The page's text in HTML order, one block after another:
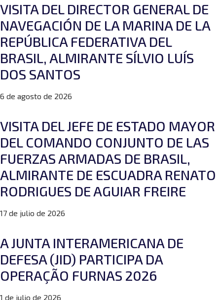
VISITA DEL DIRECTOR GENERAL DE
NAVEGACIÓN DE LA MARINA DE LA
REPÚBLICA FEDERATIVA DEL
BRASIL, ALMIRANTE SÍLVIO LUÍS
DOS SANTOS
6 de agosto de 2026
VISITA DEL JEFE DE ESTADO MAYOR
DEL COMANDO CONJUNTO DE LAS
FUERZAS ARMADAS DE BRASIL,
ALMIRANTE DE ESCUADRA RENATO
RODRIGUES DE AGUIAR FREIRE
17 de julio de 2026
A JUNTA INTERAMERICANA DE
DEFESA (JID) PARTICIPA DA
OPERAÇÃO FURNAS 2026
1 de julio de 2026